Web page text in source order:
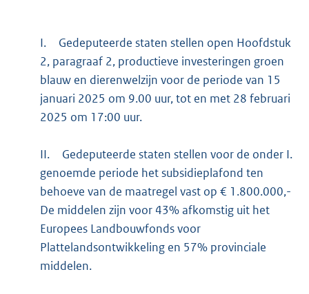
I.
Gedeputeerde staten stellen open Hoofdstuk
2, paragraaf 2, productieve investeringen groen
blauw en dierenwelzijn voor de periode van 15
januari 2025 om 9.00 uur, tot en met 28 februari
2025 om 17:00 uur.
II.
Gedeputeerde staten stellen voor de onder I.
genoemde periode het subsidieplafond ten
behoeve van de maatregel vast op € 1.800.000,-
De middelen zijn voor 43% afkomstig uit het
Europees Landbouwfonds voor
Plattelandsontwikkeling en 57% provinciale
middelen.